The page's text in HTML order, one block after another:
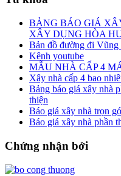
BẢNG BÁO GIÁ
XÂY DỤNG HÒA
Bản đồ đường đi Vũng
Kênh youtube
MẪU NHÀ CẤP 4
Xây nhà cấp 4 bao
Bảng báo giá xây nhà
thiện
Báo giá xây nhà trọn
Báo giá xây nhà phần
Chứng nhận bởi